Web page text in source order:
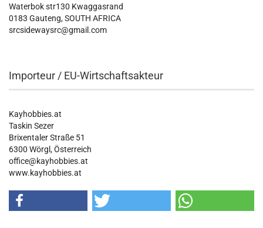
Waterbok str130 Kwaggasrand
0183 Gauteng, SOUTH AFRICA
srcsidewaysrc@gmail.com
Importeur / EU-Wirtschaftsakteur
Kayhobbies.at
Taskin Sezer
Brixentaler Straße 51
6300 Wörgl, Österreich
office@kayhobbies.at
www.kayhobbies.at